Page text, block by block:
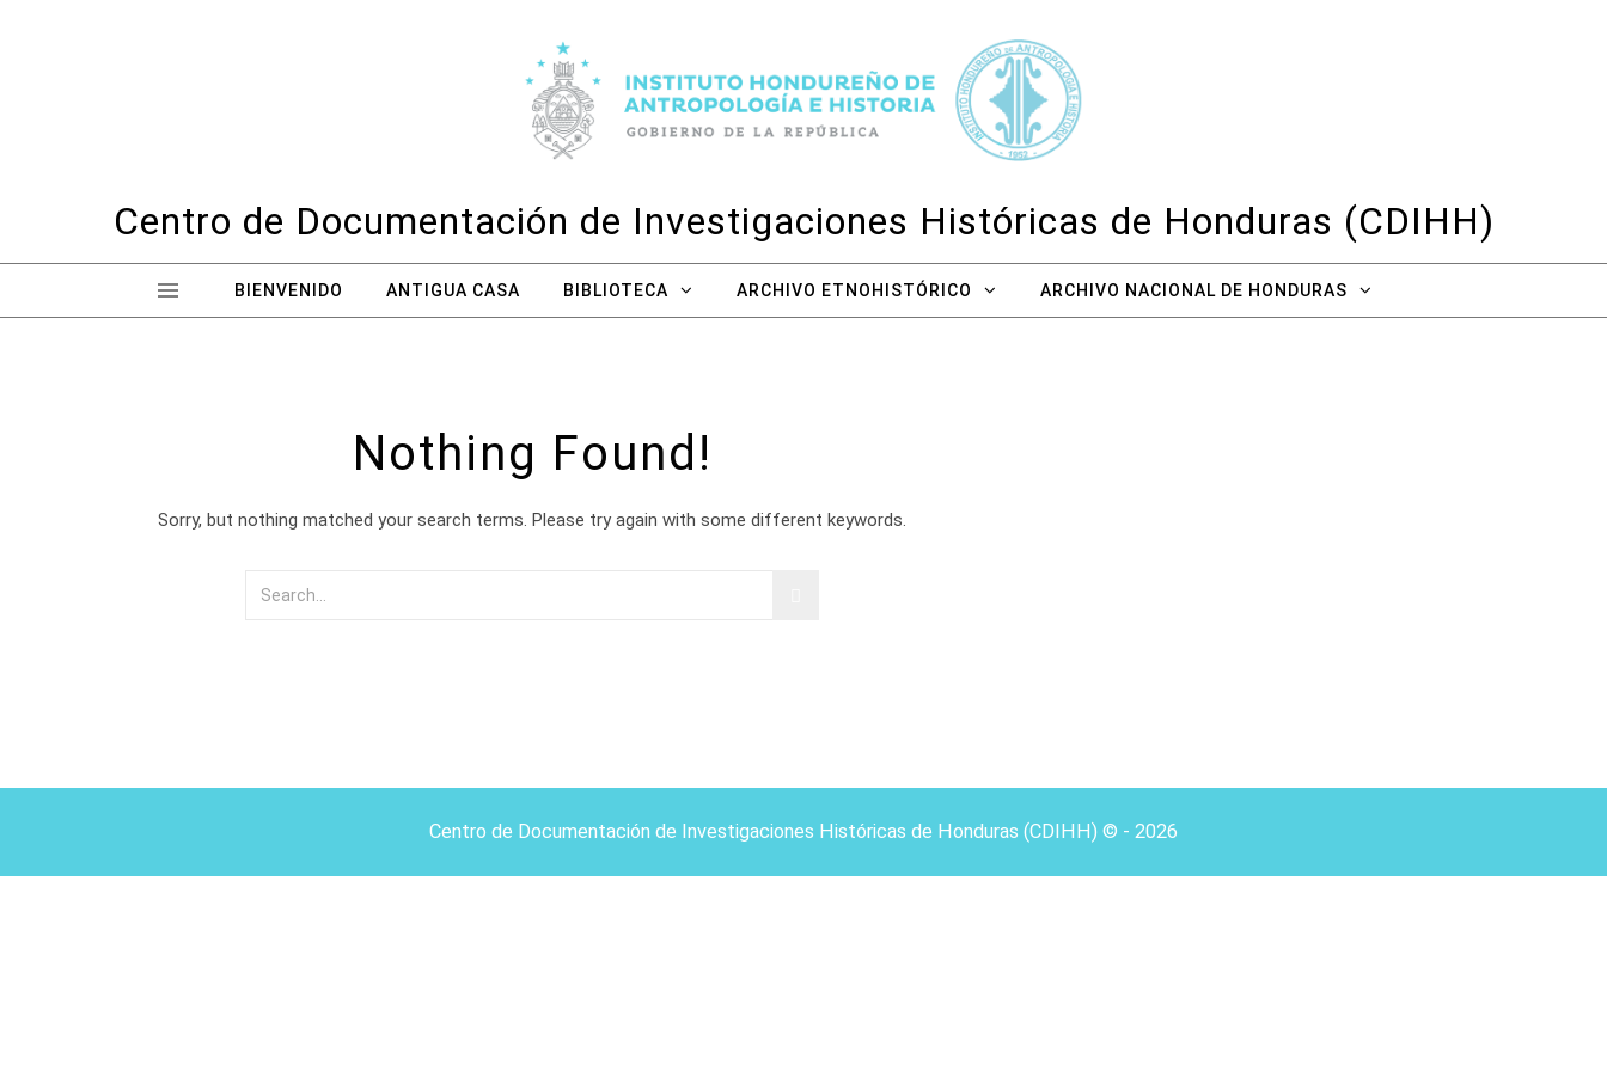
Centro de Documentación de Investigaciones Históricas de Honduras (CDIHH)
BIENVENIDO ANTIGUA CASA BIBLIOTECA ARCHIVO ETNOHISTÓRICO ARCHIVO NACIONAL DE HONDURAS
Nothing Found!
Sorry, but nothing matched your search terms. Please try again with some different keywords.
Centro de Documentación de Investigaciones Históricas de Honduras (CDIHH) © - 2026